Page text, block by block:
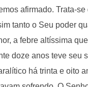
afirmado. Trata-
tanto o Seu poder
a febre altíssima
doze anos teve seu
há trinta e oito